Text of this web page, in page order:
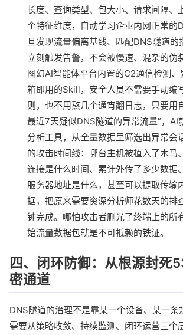
长度、查询类型、包大小、请求间隔、
个特征维度，自动学习企业内网正常的
旦发现流量偏离基线、匹配DNS隧道的
立刻触发告警，不会被慢速、混杂的伪
图幻AI智能体平台内置的C2通信检测
箱即用的Skill，安全人员不需要手动编
则，也不用熬几个通宵翻日志，只要用
最近7天疑似DNS隧道的异常流量”，AI
分析工具，从全量数据里筛选出异常会
的攻击时间线：哪台主机被植入了木马
连接是什么时间、累计外传了多少数据
服务器地址是什么，甚至可以提取传输
据，把原来需要资深分析师花数天的排
钟完成。哪怕攻击者删光了终端上的所
始流量数据包就是不可抵赖的铁证。
四、闭环防御：从根源封死
密通道
DNS隧道的治理不是靠某一个设备、某一条
需要从策略收敛、持续监测、闭环运营三个